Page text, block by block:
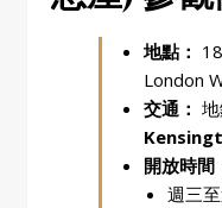
地點：
London
交通：
開放時間
週三